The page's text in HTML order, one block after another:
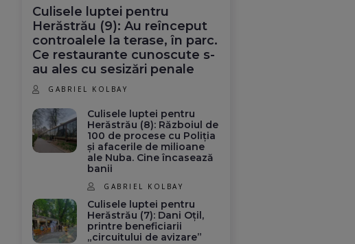
Culisele luptei pentru
Herăstrău (9): Au reînceput
controalele la terase, în parc.
Ce restaurante cunoscute s-
au ales cu sesizări penale
GABRIEL KOLBAY
Culisele luptei pentru
Herăstrău (8): Războiul de
100 de procese cu Poliția
și afacerile de milioane
ale Nuba. Cine încasează
banii
GABRIEL KOLBAY
Culisele luptei pentru
Herăstrău (7): Dani Oțil,
printre beneficiarii
„circuitului de avizare”